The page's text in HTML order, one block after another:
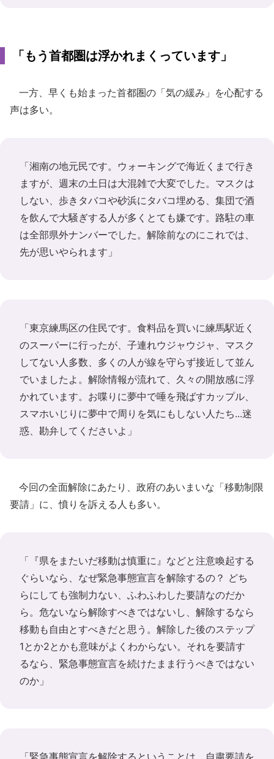
「もう首都圏は浮かれまくっています」
一方、早くも始まった首都圏の「気の緩み」を心配する
声は多い。
「湘南の地元民です。ウォーキングで海近くまで行き
ますが、週末の土日は大混雑で大変でした。マスクは
しない、歩きタバコや砂浜にタバコ埋める、集団で酒
を飲んで大騒ぎする人が多くとても嫌です。路駐の車
は全部県外ナンバーでした。解除前なのにこれでは、
先が思いやられます」
「東京練馬区の住民です。食料品を買いに練馬駅近く
のスーパーに行ったが、子連れウジャウジャ、マスク
してない人多数、多くの人が線を守らず接近して並ん
でいましたよ。解除情報が流れて、久々の開放感に浮
かれています。お喋りに夢中で唾を飛ばすカップル、
スマホいじりに夢中で周りを気にもしない人たち...迷
惑、勘弁してくださいよ」
今回の全面解除にあたり、政府のあいまいな「移動制限
要請」に、憤りを訴える人も多い。
「『県をまたいだ移動は慎重に』などと注意喚起する
ぐらいなら、なぜ緊急事態宣言を解除するの？ どち
らにしても強制力ない、ふわふわした要請なのだか
ら。危ないなら解除すべきではないし、解除するなら
移動も自由とすべきだと思う。解除した後のステップ
1とか2とかも意味がよくわからない。それを要請す
るなら、緊急事態宣言を続けたまま行うべきではない
のか」
「緊急事態宣言を解除するということは、自粛要請を